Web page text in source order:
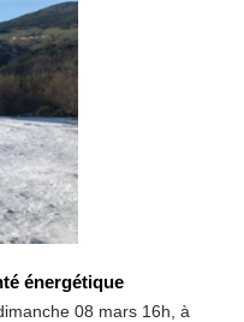
énergétique
08 mars 16h, à